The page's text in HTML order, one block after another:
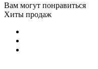
Вам могут понравиться
Хиты продаж